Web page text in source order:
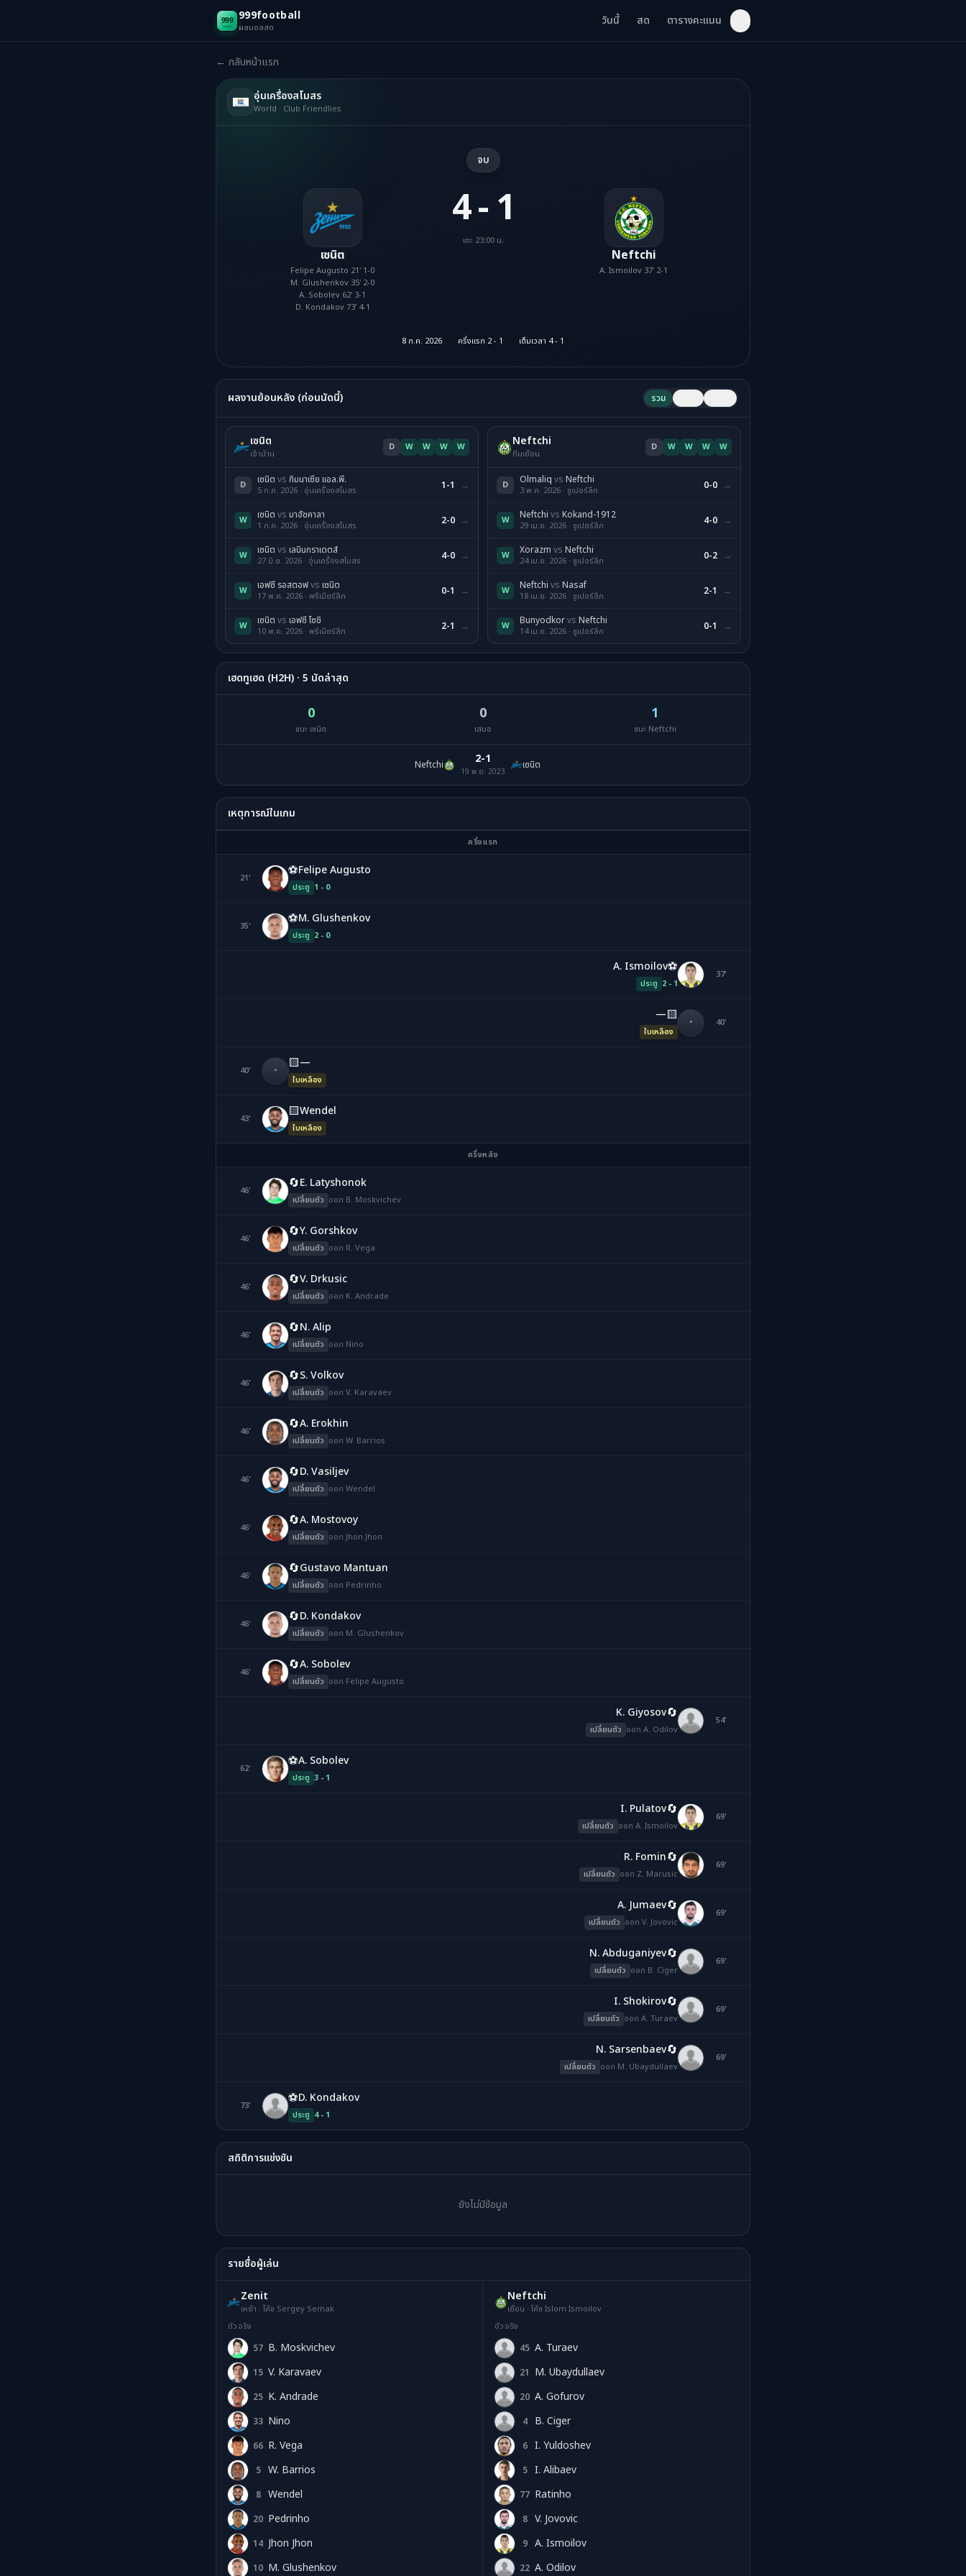
999football
ผลบอลสด วันนี้ สด ตารางคะแนน
← กลับหน้าแรก
อุ่นเครื่องสโมสร
World · Club Friendlies
จบ
เซนิต
Felipe Augusto 21' 1-0
M. Glushenkov 35' 2-0
A. Sobolev 62' 3-1
D. Kondakov 73' 4-1
4 - 1
เตะ 23:00 น.
Neftchi
A. Ismoilov 37' 2-1
8 ก.ค. 2026 ครึ่งแรก 2 - 1 เต็มเวลา 4 - 1
ผลงานย้อนหลัง (ก่อนนัดนี้) รวม
เซนิต
เจ้าบ้าน
D W W W W
D เซนิต vs กิมนาเซีย แอล.พี.
5 ก.ค. 2026 · อุ่นเครื่องสโมสร 1-1 →
W เซนิต vs มาฮัชคาลา
1 ก.ค. 2026 · อุ่นเครื่องสโมสร 2-0 →
W เซนิต vs เลนินกราเดตส์
27 มิ.ย. 2026 · อุ่นเครื่องสโมสร 4-0 →
W เอฟซี รอสตอฟvs เซนิต
17 พ.ค. 2026 · พรีเมียร์ลีก 0-1 →
W เซนิต vs เอฟซี โซชิ
10 พ.ค. 2026 · พรีเมียร์ลีก 2-1 →
Neftchi
ทีมเยือน
D W W W W
D Olmaliq vs Neftchi
3 พ.ค. 2026 · ซูเปอร์ลีก 0-0 →
W Neftchi vs Kokand-1912
29 เม.ย. 2026 · ซูเปอร์ลีก 4-0 →
W Xorazm vs Neftchi
24 เม.ย. 2026 · ซูเปอร์ลีก 0-2 →
W Neftchi vs Nasaf
18 เม.ย. 2026 · ซูเปอร์ลีก 2-1 →
W Bunyodkorvs Neftchi
14 เม.ย. 2026 · ซูเปอร์ลีก 0-1 →
เฮดทูเฮด (H2H) · 5 นัดล่าสุด
0
ชนะ เซนิต
0
เสมอ
1
ชนะ Neftchi
Neftchi 2-1
19 พ.ย. 2023
เซนิต
เหตุการณ์ในเกม
ครึ่งแรก
21' FA ⚽Felipe Augusto
ประตู 1 - 0
35' MG ⚽M. Glushenkov
ประตู 2 - 0
37'
AI
A. Ismoilov⚽
ประตู 2 - 1
40'
•
—🟨
ใบเหลือง
40' • 🟨—
ใบเหลือง
43' W 🟨Wendel
ใบเหลือง
ครึ่งหลัง
46' BM 🔄E. Latyshonok
เปลี่ยนตัว ออก B. Moskvichev
46' RV 🔄Y. Gorshkov
เปลี่ยนตัว ออก R. Vega
46' KA 🔄V. Drkusic
เปลี่ยนตัว ออก K. Andrade
46' N 🔄N. Alip
เปลี่ยนตัว ออก Nino
46' VK 🔄S. Volkov
เปลี่ยนตัว ออก V. Karavaev
46' WB 🔄A. Erokhin
เปลี่ยนตัว ออก W. Barrios
46' W 🔄D. Vasiljev
เปลี่ยนตัว ออก Wendel
46' JJ 🔄A. Mostovoy
เปลี่ยนตัว ออก Jhon Jhon
46' P 🔄Gustavo Mantuan
เปลี่ยนตัว ออก Pedrinho
46' MG 🔄D. Kondakov
เปลี่ยนตัว ออก M. Glushenkov
46' FA 🔄A. Sobolev
เปลี่ยนตัว ออก Felipe Augusto
54'
AO
K. Giyosov🔄
เปลี่ยนตัว ออก A. Odilov
62' AS ⚽A. Sobolev
ประตู 3 - 1
69'
AI
I. Pulatov🔄
เปลี่ยนตัว ออก A. Ismoilov
69'
ZM
R. Fomin🔄
เปลี่ยนตัว ออก Z. Marusic
69'
VJ
A. Jumaev🔄
เปลี่ยนตัว ออก V. Jovovic
69'
BC
N. Abduganiyev🔄
เปลี่ยนตัว ออก B. Ciger
69'
AT
I. Shokirov🔄
เปลี่ยนตัว ออก A. Turaev
69'
MU
N. Sarsenbaev🔄
เปลี่ยนตัว ออก M. Ubaydullaev
73' DK ⚽D. Kondakov
ประตู 4 - 1
สถิติการแข่งขัน
ยังไม่มีข้อมูล
รายชื่อผู้เล่น
Zenit
เหย้า · โค้ช Sergey Semak
ตัวจริง
BM 57 B. Moskvichev
VK 15 V. Karavaev
KA 25 K. Andrade
N 33 Nino
RV 66 R. Vega
WB 5 W. Barrios
W 8 Wendel
P 20 Pedrinho
JJ 14 Jhon Jhon
MG 10 M. Glushenkov
Neftchi
เยือน · โค้ช Islom Ismoilov
ตัวจริง
AT 45 A. Turaev
MU 21 M. Ubaydullaev
AG 20 A. Gofurov
BC 4 B. Ciger
IY 6 I. Yuldoshev
IA 5 I. Alibaev
R 77 Ratinho
VJ 8 V. Jovovic
AI 9 A. Ismoilov
AO 22 A. Odilov